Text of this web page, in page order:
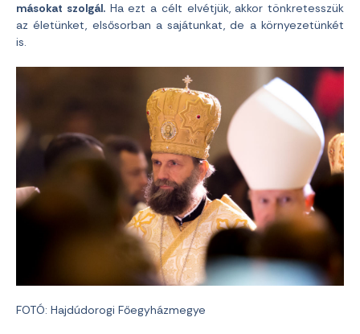
másokat szolgál.Ha ezt a célt elvétjük, akkor tönkretesszük
az életünket, elsősorban a sajátunkat, de a környezetünkét
is.
FOTÓ: Hajdúdorogi Főegyházmegye